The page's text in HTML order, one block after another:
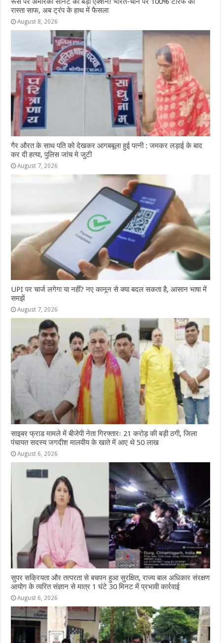
रास्ता साफ, अब ट्रंप के हाथ में फैसला
August 8, 2026
गैर औरत के साथ पति को देखकर आगबबूला हुई पत्नी : जमकर लड़ाई के बाद
कर दी हत्या, पुलिस जांच मे जुटी
August 7, 2026
UPI पर चार्ज लगेगा या नहीं? नए कानून से क्या बदल सकता है, आसान भाषा में
समझें
August 7, 2026
साइबर फ्राड मामले में बीजेपी नेता गिरफ्तारः 21 करोड़ की बड़ी ठगी, जिला
पंचायत सदस्य जगदीश मालवीय के खाते में आए थे 50 लाख
August 6, 2026
सुपर सक्रियता और तत्परता से बचपन हुआ सुरक्षित, राज्य बाल अधिकार संरक्षण
आयोग के त्वरित संज्ञान से मात्र 1 घंटे 30 मिनट में प्रभावी कार्रवाई
August 6, 2026